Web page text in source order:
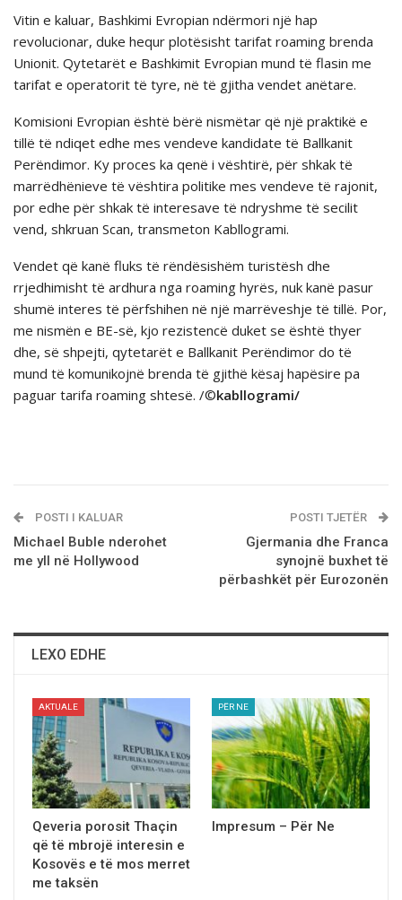
Vitin e kaluar, Bashkimi Evropian ndërmori një hap
revolucionar, duke hequr plotësisht tarifat roaming brenda
Unionit. Qytetarët e Bashkimit Evropian mund të flasin me
tarifat e operatorit të tyre, në të gjitha vendet anëtare.
Komisioni Evropian është bërë nismëtar që një praktikë e
tillë të ndiqet edhe mes vendeve kandidate të Ballkanit
Perëndimor. Ky proces ka qenë i vështirë, për shkak të
marrëdhënieve të vështira politike mes vendeve të rajonit,
por edhe për shkak të interesave të ndryshme të secilit
vend, shkruan Scan, transmeton Kabllogrami.
Vendet që kanë fluks të rëndësishëm turistësh dhe
rrjedhimisht të ardhura nga roaming hyrës, nuk kanë pasur
shumë interes të përfshihen në një marrëveshje të tillë. Por,
me nismën e BE-së, kjo rezistencë duket se është thyer
dhe, së shpejti, qytetarët e Ballkanit Perëndimor do të
mund të komunikojnë brenda të gjithë kësaj hapësire pa
paguar tarifa roaming shtesë. /©kabllogrami/
POSTI I KALUAR
Michael Buble nderohet
me yll në Hollywood
POSTI TJETËR
Gjermania dhe Franca
synojnё buxhet të
përbashkët për Eurozonën
LEXO EDHE
AKTUALE
Qeveria porosit Thaçin
që të mbrojë interesin e
Kosovës e të mos merret
me taksën
PËR NE
Impresum – Për Ne